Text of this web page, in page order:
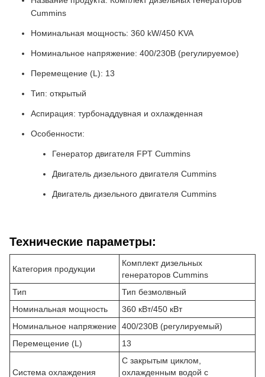
Cummins
Номинальная мощность: 360 kW/450 KVA
Номинальное напряжение: 400/230В (регулируемое)
Перемещение (L): 13
Тип: открытый
Аспирация: турбонаддувная и охлажденная
Особенности:
Генератор двигателя FPT Cummins
Двигатель дизельного двигателя Cummins
Двигатель дизельного двигателя Cummins
Технические параметры:
Категория продукции
Комплект дизельных
генераторов Cummins
Тип
Тип безмолвный
Номинальная мощность
360 кВт/450 кВт
Номинальное напряжение 400/230В (регулируемый)
Перемещение (L)
13
Система охлаждения
С закрытым циклом,
охлажденным водой с